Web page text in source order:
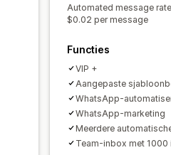
Automated message
$0.02 per message
Functies
VIP +
Aangepaste
WhatsApp-
WhatsApp-marketing
Meerdere
Team-inbox met 1000